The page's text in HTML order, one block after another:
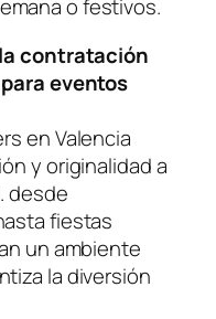
o festivos.
contratación
eventos
en Valencia
y originalidad a
desde
fiestas
un ambiente
la diversión